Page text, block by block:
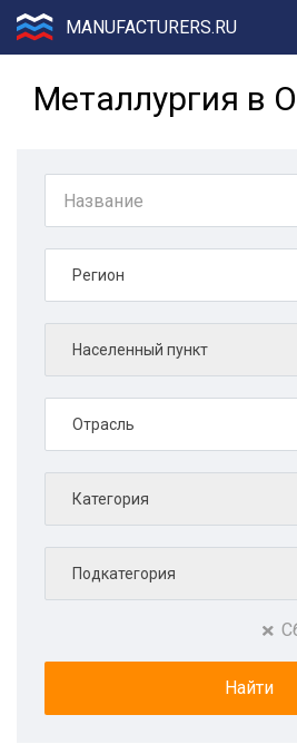
MANUFACTURERS.RU
Металлургия в
Регион
Населенный пункт
Отрасль
Категория
Подкатегория